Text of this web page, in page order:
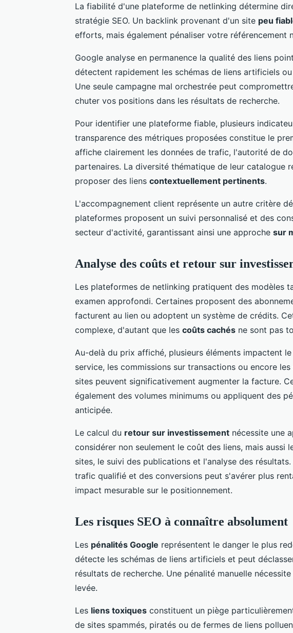
La fiabilité d'une plateforme de netlinking détermine
stratégie SEO. Un backlink provenant d'un site peu
efforts, mais également pénaliser votre référencement
Google analyse en permanence la qualité des liens
détectent rapidement les schémas de liens artificiels
Une seule campagne mal orchestrée peut
chuter vos positions dans les résultats de recherche.
Pour identifier une plateforme fiable, plusieurs
transparence des métriques proposées constitue le
affiche clairement les données de trafic, l'autorité de
partenaires. La diversité thématique de leur catalogue
proposer des liens contextuellement pertinents.
L'accompagnement client représente un autre critère
plateformes proposent un suivi personnalisé et des
secteur d'activité, garantissant ainsi une approche sur
Analyse des coûts et retour sur
Les plateformes de netlinking pratiquent des modèles
examen approfondi. Certaines proposent des
facturent au lien ou adoptent un système de crédits.
complexe, d'autant que les coûts cachés ne sont pas
Au-delà du prix affiché, plusieurs éléments impactent
service, les commissions sur transactions ou encore
sites peuvent significativement augmenter la facture.
également des volumes minimums ou appliquent des
anticipée.
Le calcul du retour sur investissement nécessite une
considérer non seulement le coût des liens, mais aussi
sites, le suivi des publications et l'analyse des
trafic qualifié et des conversions peut s'avérer plus
impact mesurable sur le positionnement.
Les risques SEO à connaître absolument
Les pénalités Google représentent le danger le plus
détecte les schémas de liens artificiels et peut
résultats de recherche. Une pénalité manuelle
levée.
Les liens toxiques constituent un piège
de sites spammés, piratés ou de fermes de liens